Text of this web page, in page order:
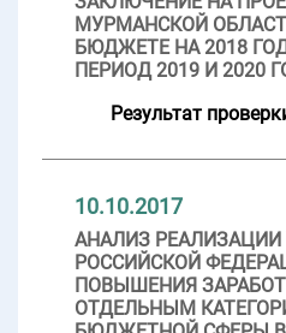
МУРМАНСКОЙ
БЮДЖЕТЕ НА 2018
ПЕРИОД 2019 И 2020
Результат
10.10.2017
АНАЛИЗ РЕАЛИЗАЦИИ
РОССИЙСКОЙ
ПОВЫШЕНИЯ
ОТДЕЛЬНЫМ